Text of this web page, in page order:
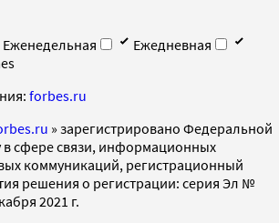
Еженедельная
Ежедневная
forbes.ru
» зарегистрировано Федеральной
в сфере связи, информационных
коммуникаций, регистрационный
решения о регистрации: серия Эл №
2021 г.